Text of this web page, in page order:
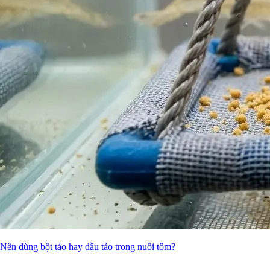
Nên dùng bột tảo hay dầu tảo trong nuôi tôm?